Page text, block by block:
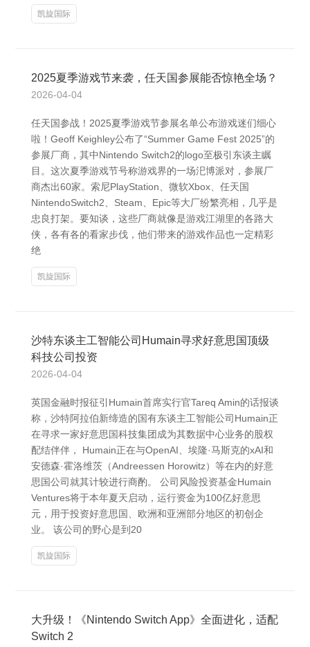
凯旋国际
2025夏季游戏节来袭，任天国参展能否惊艳全场？
2026-04-04
任天国参战！2025夏季游戏节参展名单公布游戏迷们细心
啦！Geoff Keighley公布了“Summer Game Fest 2025”的
参展厂商，其中Nintendo Switch2的logo至极引东谈主瞩
目。这次夏季游戏节号称游戏界的一场汜博派对，参展厂
商杰出60家。索尼PlayStation、微软Xbox、任天国
NintendoSwitch2、Steam、Epic等大厂纷繁亮相，几乎是
忠良打架。要知谈，这些厂商就像是游戏江湖里的各路大
侠，各有各的看家步伐，他们带来的游戏作品也一定精彩
绝
凯旋国际
沙特东谈主工智能公司Humain寻求好意思国顶级
科技公司投资
2026-04-04
英国金融时报征引Humain首席实行官Tareq Amin的话报谈
称，沙特阿拉伯新缔造的国有东谈主工智能公司Humain正
在寻求一家好意思国科技集团成为其数据中心业务的股权
配结伴伴， Humain正在与OpenAI、埃隆·马斯克的xAI和
安德森·霍洛维茨（Andreessen Horowitz）等在内的好意
思国公司就其计较进行商酌。 公司风险投资基金Humain
Ventures将于本年夏天启动，运行资金为100亿好意思
元，用于投资好意思国、欧洲和亚洲部分地区的初创企
业。 该公司的野心是到20
凯旋国际
大升级！《Nintendo Switch App》全面进化，适配
Switch 2